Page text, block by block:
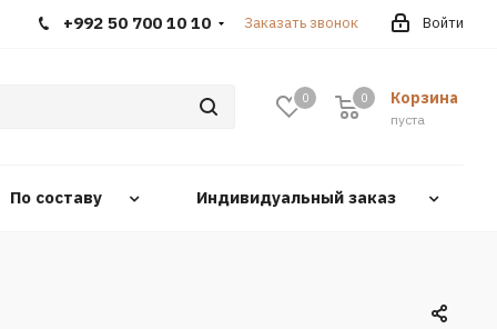
Войти
+992 50 700 10 10 Заказать звонок
0 Корзина
0
пуста
0
По составу Индивидуальный заказ